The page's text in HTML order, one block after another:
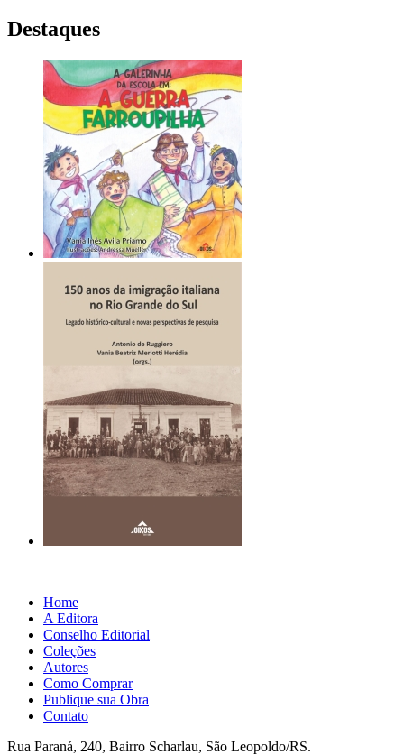
Destaques
Home
A Editora
Conselho Editorial
Coleções
Autores
Como Comprar
Publique sua Obra
Contato
Rua Paraná, 240, Bairro Scharlau, São Leopoldo/RS.